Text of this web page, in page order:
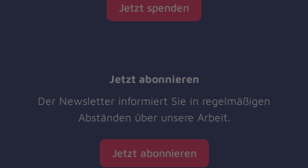
Jetzt spenden
Jetzt abonnieren
Der Newsletter informiert Sie in regelmäßigen
Abständen über unsere Arbeit.
Jetzt abonnieren